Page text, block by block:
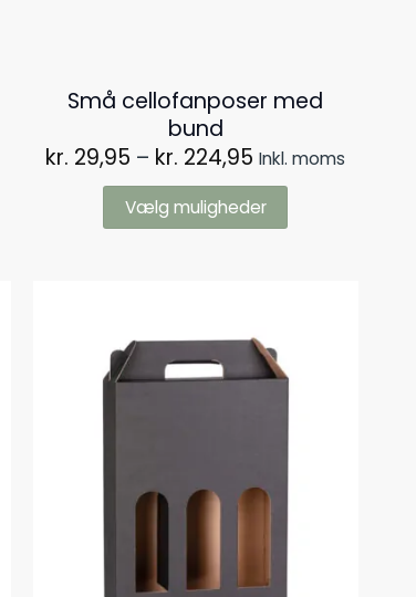
Små cellofanposer med
bund
kr. 29,95 – kr. 224,95 Prisinterval:
kr. 29,95
til
kr. 224,95
Inkl. moms
Vælg muligheder
flere
varianter.
Mulighederne
på